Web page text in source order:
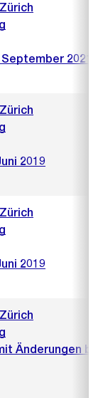
2021
2019
2019
Änderungen bis